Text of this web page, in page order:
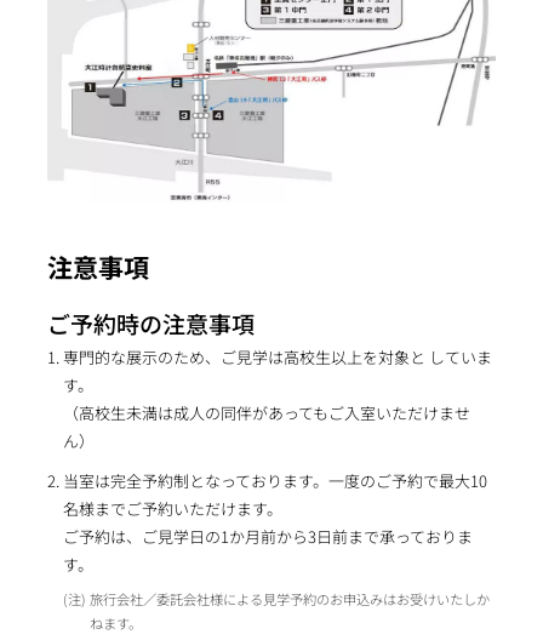
注意事項
ご予約時の注意事項
専門的な展示のため、ご見学は高校生以上を対象と していま
す。
（高校生未満は成人の同伴があってもご入室いただけませ
ん）
当室は完全予約制となっております。一度のご予約で最大10
名様までご予約いただけます。
ご予約は、ご見学日の1か月前から3日前まで承っておりま
す。
旅行会社／委託会社様による見学予約のお申込みはお受けいたしか
ねます。